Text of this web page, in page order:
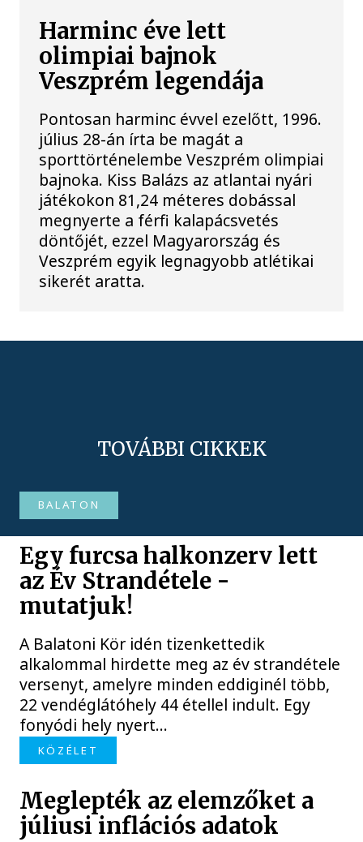
Harminc éve lett
olimpiai bajnok
Veszprém legendája
Pontosan harminc évvel ezelőtt, 1996.
július 28-án írta be magát a
sporttörténelembe Veszprém olimpiai
bajnoka. Kiss Balázs az atlantai nyári
játékokon 81,24 méteres dobással
megnyerte a férfi kalapácsvetés
döntőjét, ezzel Magyarország és
Veszprém egyik legnagyobb atlétikai
sikerét aratta.
TOVÁBBI CIKKEK
BALATON
Egy furcsa halkonzerv lett
az Év Strandétele -
mutatjuk!
A Balatoni Kör idén tizenkettedik
alkalommal hirdette meg az év strandétele
versenyt, amelyre minden eddiginél több,
22 vendéglátóhely 44 étellel indult. Egy
fonyódi hely nyert...
KÖZÉLET
Meglepték az elemzőket a
júliusi inflációs adatok